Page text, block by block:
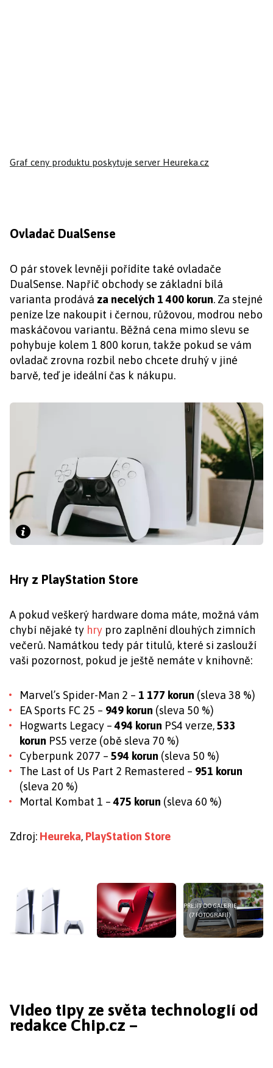
Graf ceny produktu poskytuje server Heureka.cz
Ovladač DualSense
O pár stovek levněji pořídíte také ovladače
DualSense. Napříč obchody se základní bílá
varianta prodává za necelých 1 400 korun. Za stejné
peníze lze nakoupit i černou, růžovou, modrou nebo
maskáčovou variantu. Běžná cena mimo slevu se
pohybuje kolem 1 800 korun, takže pokud se vám
ovladač zrovna rozbil nebo chcete druhý v jiné
barvě, teď je ideální čas k nákupu.
Hry z PlayStation Store
A pokud veškerý hardware doma máte, možná vám
chybí nějaké ty hry pro zaplnění dlouhých zimních
večerů. Namátkou tedy pár titulů, které si zaslouží
vaši pozornost, pokud je ještě nemáte v knihovně:
Marvel’s Spider-Man 2 – 1 177 korun (sleva 38 %)
EA Sports FC 25 – 949 korun (sleva 50 %)
Hogwarts Legacy –494 korun PS4 verze,533
korun PS5 verze (obě sleva 70 %)
Cyberpunk 2077 – 594 korun (sleva 50 %)
The Last of Us Part 2 Remastered – 951 korun
(sleva 20 %)
Mortal Kombat 1 –475 korun (sleva 60 %)
Zdroj: Heureka, PlayStation Store
PŘEJÍT DO GALERIE
(7 FOTOGRAFIÍ)
Video tipy ze světa technologií od
redakce Chip.cz –